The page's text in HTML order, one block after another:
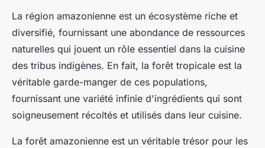
La région amazonienne est un écosystème riche et
diversifié, fournissant une abondance de ressources
naturelles qui jouent un rôle essentiel dans la cuisine
des tribus indigènes. En fait, la forêt tropicale est la
véritable garde-manger de ces populations,
fournissant une variété infinie d'ingrédients qui sont
soigneusement récoltés et utilisés dans leur cuisine.
La forêt amazonienne est un véritable trésor pour les